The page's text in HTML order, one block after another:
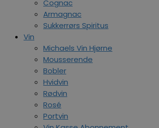
Cognac
Armagnac
Sukkerrørs Spiritus
Vin
Michaels Vin Hjørne
Mousserende
Bobler
Hvidvin
Rødvin
Rosé
Portvin